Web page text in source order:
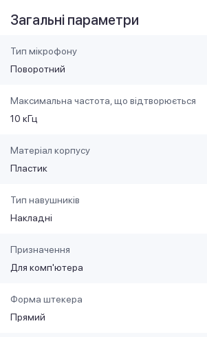
Загальні параметри
Тип мікрофону
Поворотний
Максимальна частота, що відтворюється
10 кГц
Матеріал корпусу
Пластик
Тип навушників
Накладні
Призначення
Для комп'ютера
Форма штекера
Прямий